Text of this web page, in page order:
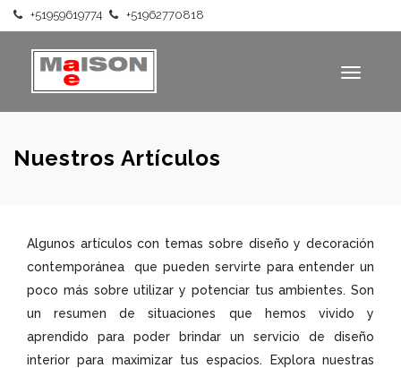
+51959619774
+51962770818
Calle Francisco de Paula Ugarriza 726, Miraflores. Lima, Perú
Toggle
Nuestros Artículos
Algunos artículos con temas sobre diseño y decoración
contemporánea que pueden servirte para entender un
poco más sobre utilizar y potenciar tus ambientes. Son
un resumen de situaciones que hemos vivido y
aprendido para poder brindar un servicio de diseño
interior para maximizar tus espacios. Explora nuestras